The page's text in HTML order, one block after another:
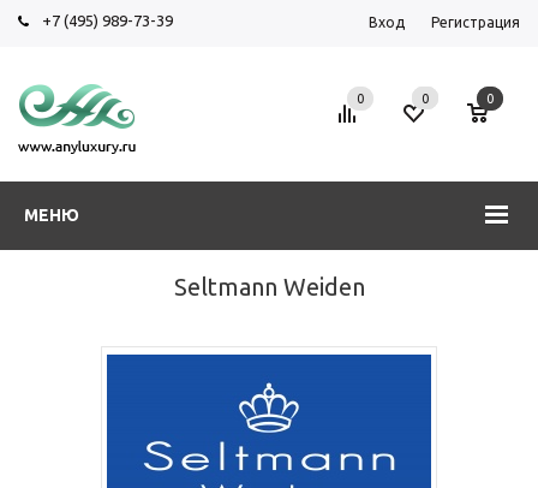
+7 (495) 989-73-39 Вход Регистрация
МЕНЮ
0 0 0
Seltmann Weiden